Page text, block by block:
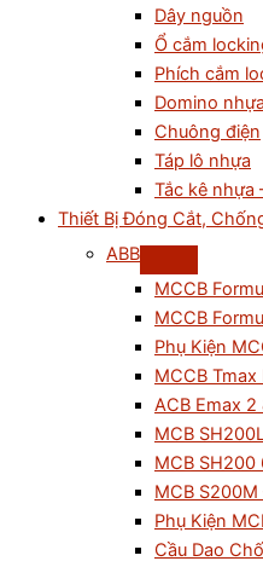
Dây nguồn
Ổ cắm
Phích cắm
Domino
Chuông điện
Táp lô nhựa
Tắc kê nhựa
Thiết Bị Đóng Cắt,
ABB
MCCB
MCCB
Phụ Kiện
MCCB
ACB Emax 2
MCB
MCB SH200
MCB
Phụ Kiện
Cầu Dao